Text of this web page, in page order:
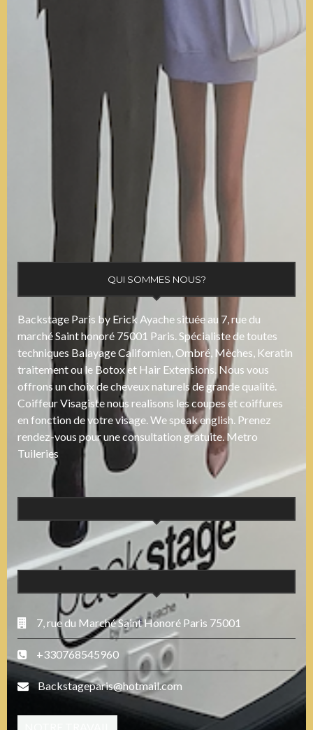
QUI SOMMES NOUS?
Backstage Paris by Erick Ayache située au 7, rue du
marché Saint honoré 75001 Paris. Spécialiste de toutes
techniques Balayage Californien, Ombré, Mèches, Keratin
traitement ou le Botox et Hair Extensions. Nous vous
offrons un choix de cheveux naturels de grande qualité.
Coiffeur Visagiste nous realisons les coupes et coiffures
en fonction de votre visage. We speak english. Prenez
rendez-vous pour une consultation gratuite. Metro
Tuileries
7, rue du Marché Saint Honoré Paris 75001
+330768545960
Backstageparis@hotmail.com